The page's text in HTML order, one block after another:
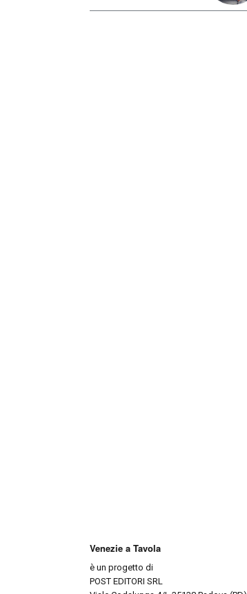
Venezie a Tavola
è un progetto di
POST EDITORI SRL